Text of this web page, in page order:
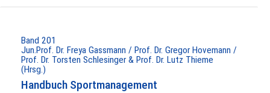
Band 201
Jun.Prof. Dr. Freya Gassmann / Prof. Dr. Gregor Hovemann /
Prof. Dr. Torsten Schlesinger & Prof. Dr. Lutz Thieme
(Hrsg.)
Handbuch Sportmanagement